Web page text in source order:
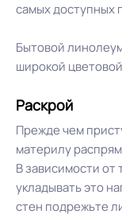
самых доступных
Бытовой
широкой
Раскрой
Прежде чем
материлу
В зависимости
укладывать это
стен подрежьте